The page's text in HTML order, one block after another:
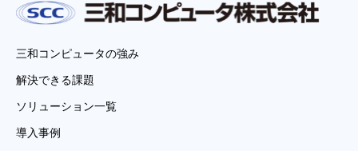
三和コンピュータの強み
解決できる課題
ソリューション一覧
導入事例